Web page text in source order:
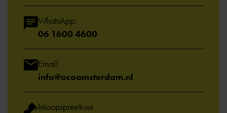
WhatsApp:
06 1600 4600
Email:
info@ocoamsterdam.nl
Inloopspreekuur